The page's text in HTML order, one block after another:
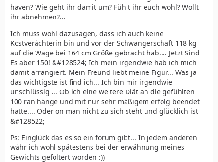
haven? Wie geht ihr damit um? Fühlt ihr euch wohl? Wollt
ihr abnehmen?...
Ich muss wohl dazusagen, dass ich auch keine
Kostverächterin bin und vor der Schwangerschaft 118 kg
auf die Wage bei 164 cm Größe gebracht hab.... Jetzt Sind
Es aber 150! &#128524; Ich mein irgendwie hab ich mich
damit arrangiert. Mein Freund liebt meine Figur... Was ja
das wichtigste ist find ich... Ich bin mir irgendwie
unschlüssig ... Ob ich eine weitere Diät an die gefühlten
100 ran hänge und mit nur sehr mäßigem erfolg beendet
hatte.... Oder on man nicht zu sich steht und glücklich ist
&#128522;
Ps: Einglück das es so ein forum gibt... In jedem anderen
währ ich wohl spätestens bei der erwähnung meines
Gewichts gefoltert worden :))